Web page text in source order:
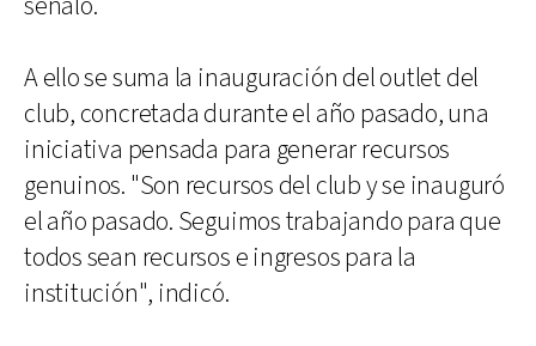
A ello se suma la inauguración del outlet del
club, concretada durante el año pasado, una
iniciativa pensada para generar recursos
genuinos. "Son recursos del club y se inauguró
el año pasado. Seguimos trabajando para que
todos sean recursos e ingresos para la
institución", indicó.